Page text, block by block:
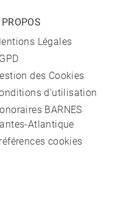
Légales
des Cookies
d'utilisation
BARNES
Atlantique
cookies